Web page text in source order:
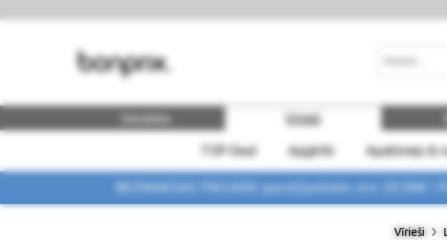
Sievietes Vīrieši
TOP-Deal Apģērbi Apakšveļa &
BEZMAKSAS PIEGĀDE pasūtījumiem virs 29,90€ !
Vīrieši